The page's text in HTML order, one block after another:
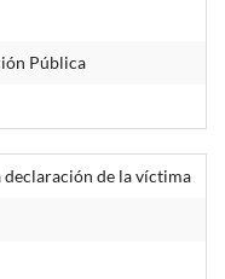
Pública
de la víctima